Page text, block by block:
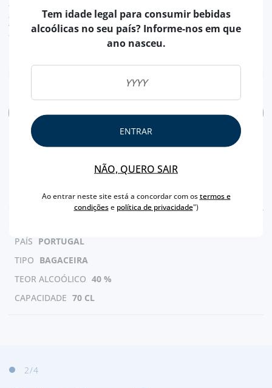
TAXA LEGAL EM VIGOR INCLUÍDO.
despesas de envio calculadas na finalização da compra
valor de conversão meramente indicativo, sendo a transação da encomenda, efetuada
em euros (€).
ADICIONAR
CARACTERÍSTICAS
PAÍS PORTUGAL
TIPO BAGACEIRA
TEOR ALCOÓLICO 40 %
CAPACIDADE 70 CL
2/4
Tem idade legal para consumir bebidas
alcoólicas no seu país? Informe-nos em que
ano nasceu.
ENTRAR
NÃO, QUERO SAIR
Ao entrar neste site está a concordar com ostermos e
condiçõese política de privacidade")